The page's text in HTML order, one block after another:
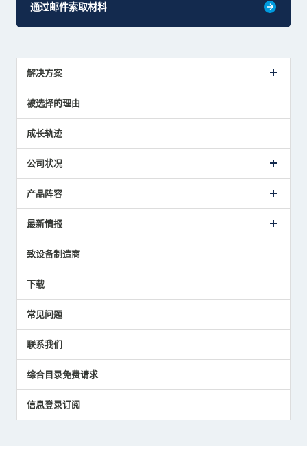
通过邮件索取材料
解决方案
解决方案建议
被选择的理由
成长轨迹
公司状况
致词
主要获奖经历
国家/地区/语言
产品阵容
对刀仪
气压式精密定位传感器
最新情报
美德龙的技术
员工博客
中小企业BCP地震对策
传感器技术指南
社长博客
致设备制造商
下载
常见问题
联系我们
综合目录免费请求
信息登录订阅